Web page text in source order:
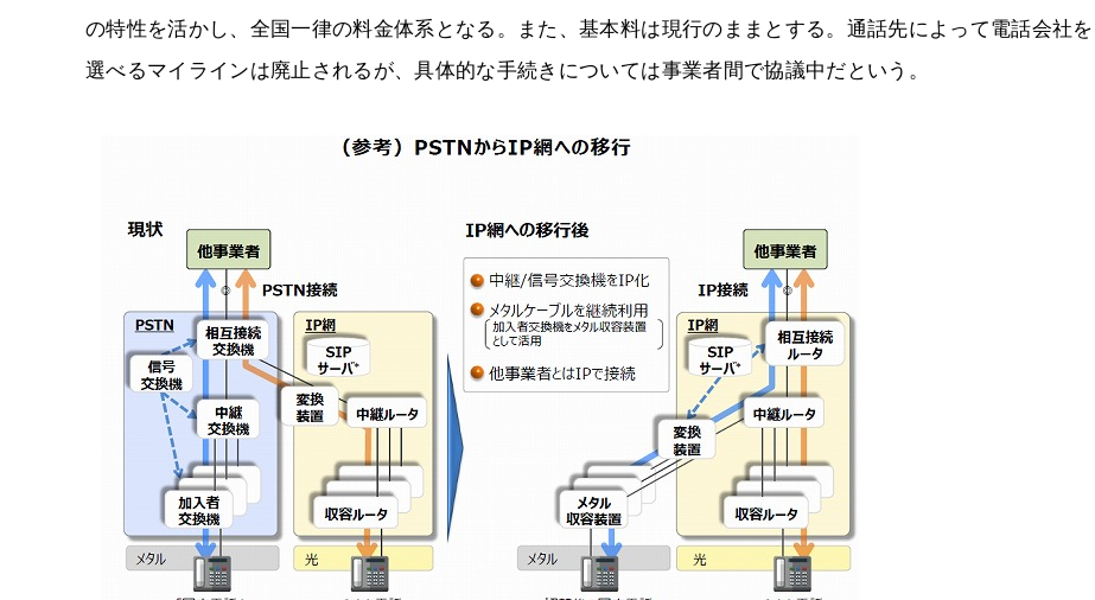
の特性を活かし、全国一律の料金体系となる。また、基本料は現行のままとする。通話先によって電話会社を
選べるマイラインは廃止されるが、具体的な手続きについては事業者間で協議中だという。